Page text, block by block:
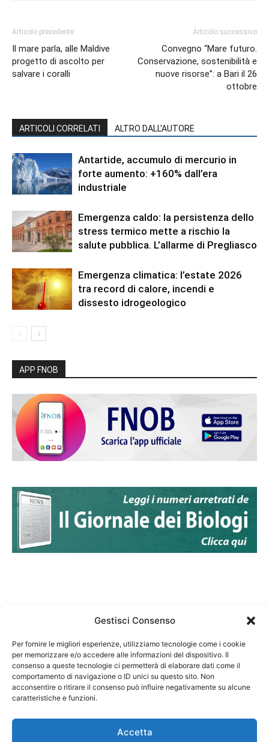
Gestisci Consenso
Per fornire le migliori esperienze, utilizziamo tecnologie come i cookie
per memorizzare e/o accedere alle informazioni del dispositivo. Il
consenso a queste tecnologie ci permetterà di elaborare dati come il
comportamento di navigazione o ID unici su questo sito. Non
acconsentire o ritirare il consenso può influire negativamente su alcune
caratteristiche e funzioni.
Accetta
Articolo precedente
Il mare parla, alle Maldive
progetto di ascolto per
salvare i coralli
Articolo successivo
Convegno “Mare futuro.
Conservazione, sostenibilità e
nuove risorse”: a Bari il 26
ottobre
ARTICOLI CORRELATI ALTRO DALL'AUTORE
Antartide, accumulo di mercurio in
forte aumento: +160% dall’era
industriale
Emergenza caldo: la persistenza dello
stress termico mette a rischio la
salute pubblica. L’allarme di Pregliasco
Emergenza climatica: l’estate 2026
tra record di calore, incendi e
dissesto idrogeologico
APP FNOB
Federazione Nazionale Degli Ordini dei Biologi:
codice fiscale 80069130583
Responsabile sito internet www.fnob.it: